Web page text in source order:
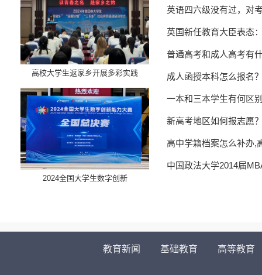
高校大学生返家乡开展多彩实践
​2024全国大学生数字创新
英语四六级没有过，对
英国新任教育大臣表态
普通高考和成人高考有
成人函授本科怎么报名
一本和三本学生有何区
新高考地区如何报志愿
高中学籍档案怎么补办,
中国政法大学2014届
教育新闻 基础教育 高等教育